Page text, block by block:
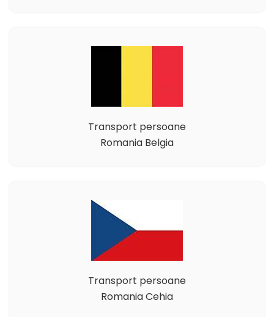
Transport persoane
Romania Belgia
Transport persoane
Romania Cehia